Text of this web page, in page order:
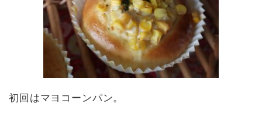
初回はマヨコーンパン。